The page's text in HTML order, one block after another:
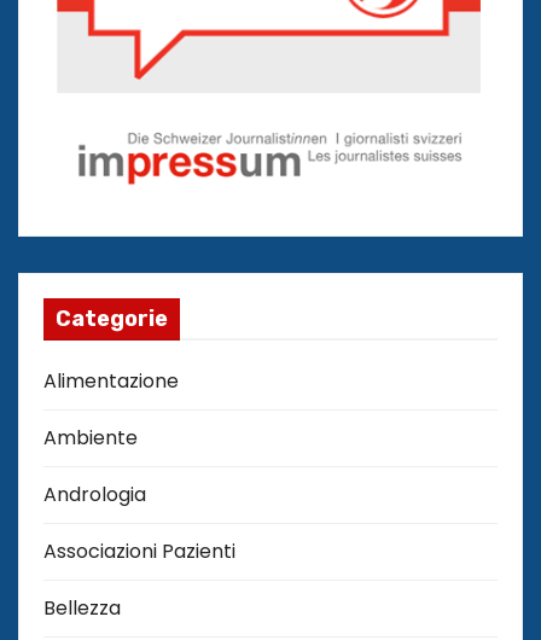
Categorie
Alimentazione
Ambiente
Andrologia
Associazioni Pazienti
Bellezza